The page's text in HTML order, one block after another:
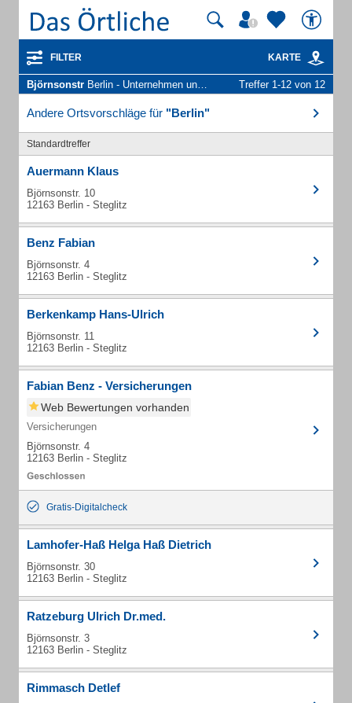
FILTER KARTE
Björnsonstr Berlin - Unternehmen und Personen Treffer 1-12 von 12
Andere Ortsvorschläge für "Berlin"
Standardtreffer
Auermann Klaus
Björnsonstr. 10
12163 Berlin - Steglitz
Benz Fabian
Björnsonstr. 4
12163 Berlin - Steglitz
Berkenkamp Hans-Ulrich
Björnsonstr. 11
12163 Berlin - Steglitz
Fabian Benz - Versicherungen
Web Bewertungen vorhanden
Versicherungen
Björnsonstr. 4
12163 Berlin - Steglitz
Gratis-Digitalcheck
Lamhofer-Haß Helga Haß Dietrich
Björnsonstr. 30
12163 Berlin - Steglitz
Ratzeburg Ulrich Dr.med.
Björnsonstr. 3
12163 Berlin - Steglitz
Rimmasch Detlef